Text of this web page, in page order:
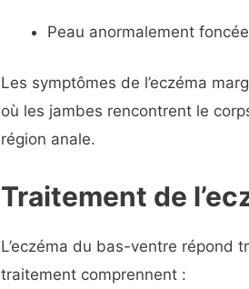
Peau anormalement
Les symptômes de l’eczéma
où les jambes rencontrent le
région anale.
Traitement de
L’eczéma du bas-ventre répond
traitement comprennent :